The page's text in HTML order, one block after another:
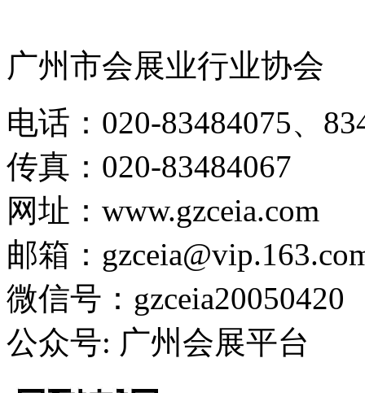
广州市会展业行业协会
电话：020-83484075、
传真：020-83484067
网址：www.gzceia.com
邮箱：
微信号：gzceia20050420
公众号: 广州会展平台